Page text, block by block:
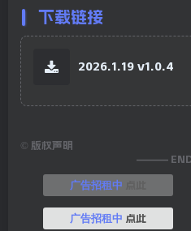
下载链接
2026.1.19 v1.0.4
© 版权声明
———
广告招租中
广告招租中 点此